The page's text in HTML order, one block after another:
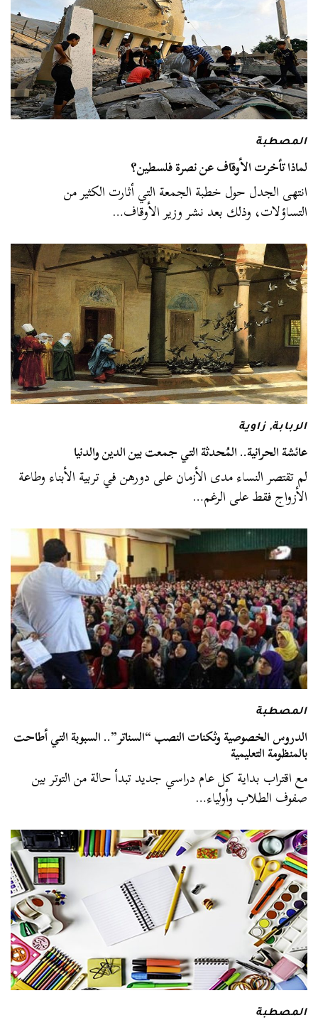
المصطبة
لماذا تأخرت الأوقاف عن نصرة فلسطين؟
انتهى الجدل حول خطبة الجمعة التي أثارت الكثير من
التساؤلات، وذلك بعد نشر وزير الأوقاف…
الربابة, زاوية
عائشة الحرانية.. المُحدثة التي جمعت بين الدين والدنيا
لم تقتصر النساء مدى الأزمان على دورهن في تربية الأبناء وطاعة
الأزواج فقط على الرغم…
المصطبة
الدروس الخصوصية وثكنات النصب “السناتر”.. السبوبة التي أطاحت
بالمنظومة التعليمية
مع اقتراب بداية كل عام دراسي جديد تبدأ حالة من التوتر بين
صفوف الطلاب وأولياء…
المصطبة